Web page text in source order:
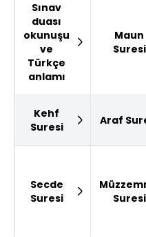
Sınav
duası
okunuşu
ve
Türkçe
anlamı
Maun
Suresi
Kehf
Suresi
Araf
Secde
Suresi
Suresi